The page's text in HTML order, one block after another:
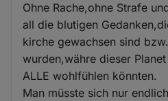
Ohne Rache,ohne Strafe
all die blutigen
kirche gewachsen sind
wurden,währe dieser
ALLE wohlfühlen könnten.
Man müsste sich nur